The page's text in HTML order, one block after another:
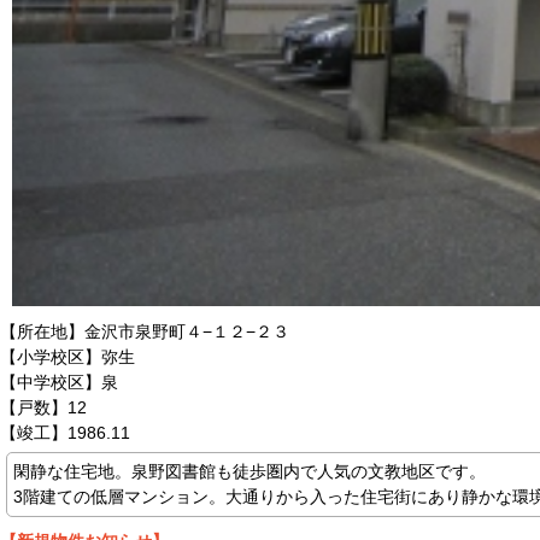
【所在地】金沢市泉野町４−１２−２３
【小学校区】弥生
【中学校区】泉
【戸数】12
【竣工】1986.11
閑静な住宅地。泉野図書館も徒歩圏内で人気の文教地区です。
3階建ての低層マンション。大通りから入った住宅街にあり静かな環